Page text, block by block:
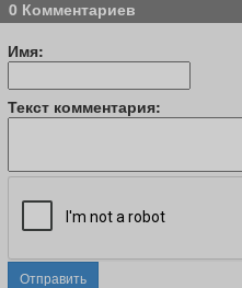
0 Комментариев
Имя:
Текст комментария:
Отправить